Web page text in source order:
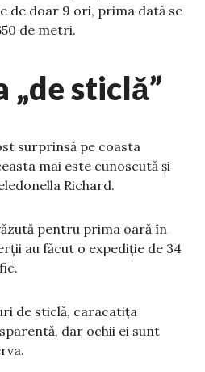
de doar 9 ori, prima dată se
de metri.
„de sticlă”
surprinsă pe coasta
mai este cunoscută și
Richard.
pentru prima oară în
au făcut o expediție de 34
de sticlă, caracatița
dar ochii ei sunt